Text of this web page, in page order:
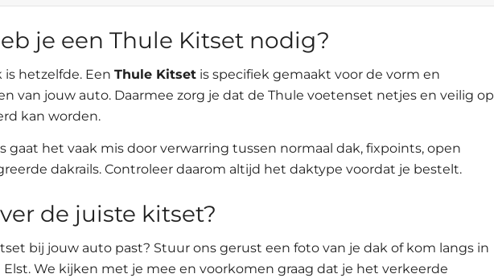
je een Thule Kitset nodig?
hetzelfde. Een Thule Kitsetis specifiek gemaakt voor de vorm en
van jouw auto. Daarmee zorg je dat de Thule voetenset netjes en veilig op
kan worden.
gaat het vaak mis door verwarring tussen normaal dak, fixpoints, open
dakrails. Controleer daarom altijd het daktype voordat je bestelt.
de juiste kitset?
bij jouw auto past? Stuur ons gerust een foto van je dak of kom langs in
We kijken met je mee en voorkomen graag dat je het verkeerde